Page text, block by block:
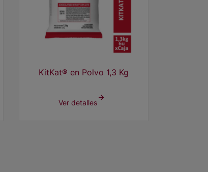
KitKat® en Polvo 1,3 Kg
Ver detalles